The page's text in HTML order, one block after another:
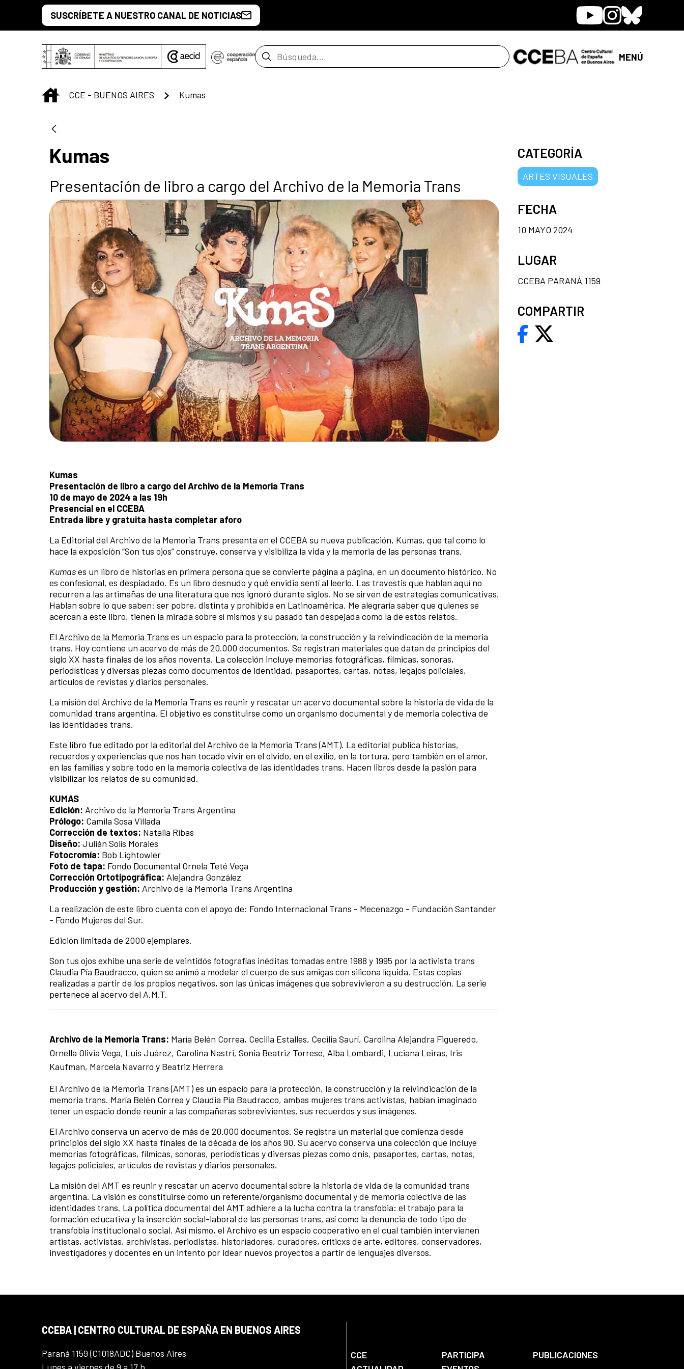
Saltar al contenido principal
SUSCRÍBETE A NUESTRO CANAL DE NOTICIAS YoutubeInstagram
Bluesky
Barra de búsqueda MENÚ
INICIO
CCE - BUENOS AIRES Kumas
Kumas
Presentación de libro a cargo del Archivo de la Memoria Trans
Kumas
Presentación de libro a cargo del Archivo de la Memoria Trans
10 de mayo de 2024 a las 19h
Presencial en el CCEBA
Entrada libre y gratuita hasta completar aforo
La Editorial del Archivo de la Memoria Trans presenta en el CCEBA su nueva publicación, Kumas, que tal como lo
hace la exposición “Son tus ojos” construye, conserva y visibiliza la vida y la memoria de las personas trans.
Kumases un libro de historias en primera persona que se convierte página a página, en un documento histórico. No
es confesional, es despiadado. Es un libro desnudo y qué envidia sentí al leerlo. Las travestis que hablan aquí no
recurren a las artimañas de una literatura que nos ignoró durante siglos. No se sirven de estrategias comunicativas.
Hablan sobre lo que saben: ser pobre, distinta y prohibida en Latinoamérica. Me alegraría saber que quienes se
acercan a este libro, tienen la mirada sobre sí mismos y su pasado tan despejada como la de estos relatos.
El Archivo de la Memoria Trans es un espacio para la protección, la construcción y la reivindicación de la memoria
trans. Hoy contiene un acervo de más de 20.000 documentos. Se registran materiales que datan de principios del
siglo XX hasta finales de los años noventa. La colección incluye memorias fotográficas, fílmicas, sonoras,
periodísticas y diversas piezas como documentos de identidad, pasaportes, cartas, notas, legajos policiales,
artículos de revistas y diarios personales.
La misión del Archivo de la Memoria Trans es reunir y rescatar un acervo documental sobre la historia de vida de la
comunidad trans argentina. El objetivo es constituirse como un organismo documental y de memoria colectiva de
las identidades trans.
Este libro fue editado por la editorial del Archivo de la Memoria Trans (AMT). La editorial publica historias,
recuerdos y experiencias que nos han tocado vivir en el olvido, en el exilio, en la tortura, pero también en el amor,
en las familias y sobre todo en la memoria colectiva de las identidades trans. Hacen libros desde la pasión para
visibilizar los relatos de su comunidad.
KUMAS
Edición: Archivo de la Memoria Trans Argentina
Prólogo: Camila Sosa Villada
Corrección de textos: Natalia Ribas
Diseño: Julián Solís Morales
Fotocromía: Bob Lightowler
Foto de tapa: Fondo Documental Ornela Teté Vega
Corrección Ortotipográfica: Alejandra González
Producción y gestión: Archivo de la Memoria Trans Argentina
La realización de este libro cuenta con el apoyo de: Fondo Internacional Trans - Mecenazgo - Fundación Santander
- Fondo Mujeres del Sur.
Edición limitada de 2000 ejemplares.
Son tus ojos exhibe una serie de veintidós fotografías inéditas tomadas entre 1988 y 1995 por la activista trans
Claudia Pía Baudracco, quien se animó a modelar el cuerpo de sus amigas con silicona líquida. Estas copias
realizadas a partir de los propios negativos, son las únicas imágenes que sobrevivieron a su destrucción. La serie
pertenece al acervo del A.M.T.
Archivo de la Memoria Trans: María Belén Correa, Cecilia Estalles, Cecilia Saurí, Carolina Alejandra Figueredo,
Ornella Olivia Vega, Luis Juárez, Carolina Nastri, Sonia Beatriz Torrese, Alba Lombardi, Luciana Leiras, Iris
Kaufman, Marcela Navarro y Beatriz Herrera
El Archivo de la Memoria Trans (AMT) es un espacio para la protección, la construcción y la reivindicación de la
memoria trans. María Belén Correa y Claudia Pía Baudracco, ambas mujeres trans activistas, habían imaginado
tener un espacio donde reunir a las compañeras sobrevivientes, sus recuerdos y sus imágenes.
El Archivo conserva un acervo de más de 20.000 documentos. Se registra un material que comienza desde
principios del siglo XX hasta finales de la década de los años 90. Su acervo conserva una colección que incluye
memorias fotográficas, fílmicas, sonoras, periodísticas y diversas piezas como dnis, pasaportes, cartas, notas,
legajos policiales, artículos de revistas y diarios personales.
La misión del AMT es reunir y rescatar un acervo documental sobre la historia de vida de la comunidad trans
argentina. La visión es constituirse como un referente/organismo documental y de memoria colectiva de las
identidades trans. La política documental del AMT adhiere a la lucha contra la transfobia: el trabajo para la
formación educativa y la inserción social-laboral de las personas trans, así como la denuncia de todo tipo de
transfobia institucional o social. Así mismo, el Archivo es un espacio cooperativo en el cual también intervienen
artistas, activistas, archivistas, periodistas, historiadores, curadores, críticxs de arte, editores, conservadores,
investigadores y docentes en un intento por idear nuevos proyectos a partir de lenguajes diversos.
CATEGORÍA
ARTES VISUALES
FECHA
10 MAYO 2024
LUGAR
CCEBA PARANÁ 1159
COMPARTIR
CCEBA | CENTRO CULTURAL DE ESPAÑA EN BUENOS AIRES
Paraná 1159 (C1018ADC) Buenos Aires
CCE PARTICIPA
PUBLICACIONES